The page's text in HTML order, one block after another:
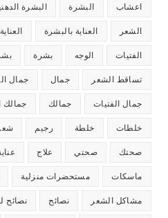
اعشاب البشرة البشرة
الشعر العناية بالبشرة
الفتيات الوجه بشرة
تساقط الشعر جمال جمال
جمال الفتيات جمالك جمالك
خلطات خلطة رجيم
صحتك صحتي علاج
ماسكات مستحضرات منزلية
مشاكل الشعر نصائح نصائح